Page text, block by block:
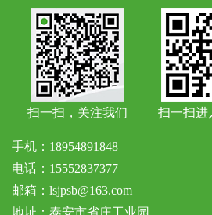
扫一扫，关注我们 扫一扫进
手机：18954891848
电话：15552837377
邮箱：lsjpsb@163.com
地址：泰安市省庄工业园